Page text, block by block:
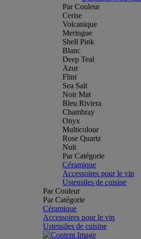
Par Couleur
Cerise
Volcanique
Meringue
Shell Pink
Blanc
Deep Teal
Azur
Flint
Sea Salt
Noir Mat
Bleu Riviera
Chambray
Onyx
Multicolour
Rose Quartz
Nuit
Par Catégorie
Céramique
Accessoires pour le vin
Ustensiles de cuisine
Par Couleur
Par Catégorie
Céramique
Accessoires pour le vin
Ustensiles de cuisine